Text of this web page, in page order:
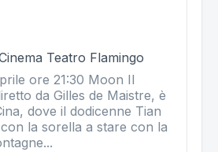
Teatro Flamingo
ore 21:30 Moon Il
da Gilles de Maistre, è
dove il dodicenne Tian
la sorella a stare con la